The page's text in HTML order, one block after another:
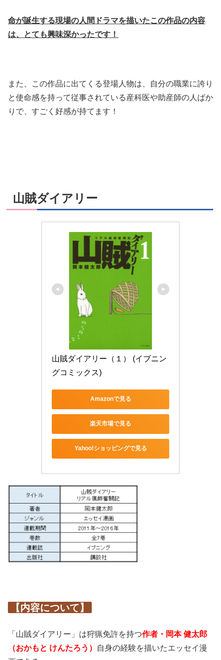
命が誕生する現場の人間ドラマを描いたこの作品の内容
は、とても興味深かったです！
また、この作品に出てくる登場人物は、自分の職業に誇り
と使命感を持って従事されている産科医や助産師の人ばか
りで、すごく好感が持てます！
山賊ダイアリー
山賊ダイアリー（１） (イブニン
グコミックス)
Amazonで見る
楽天市場で見る
Yahoo!ショッピングで見る
【内容について】
「山賊ダイアリー」は狩猟免許を持つ作者・岡本 健太郎
（おかもと けんたろう）
自身の経験を描いたエッセイ漫